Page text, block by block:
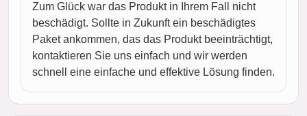
Zum Glück war das Produkt in Ihrem Fall nicht
beschädigt. Sollte in Zukunft ein beschädigtes
Paket ankommen, das das Produkt beeinträchtigt,
kontaktieren Sie uns einfach und wir werden
schnell eine einfache und effektive Lösung finden.